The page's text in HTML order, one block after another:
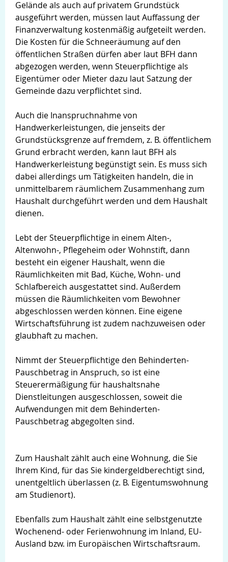
Gelände als auch auf privatem Grundstück
ausgeführt werden, müssen laut Auffassung der
Finanzverwaltung kostenmäßig aufgeteilt werden.
Die Kosten für die Schneeräumung auf den
öffentlichen Straßen dürfen aber laut BFH dann
abgezogen werden, wenn Steuerpflichtige als
Eigentümer oder Mieter dazu laut Satzung der
Gemeinde dazu verpflichtet sind.
Auch die Inanspruchnahme von
Handwerkerleistungen, die jenseits der
Grundstücksgrenze auf fremdem, z. B. öffentlichem
Grund erbracht werden, kann laut BFH als
Handwerkerleistung begünstigt sein. Es muss sich
dabei allerdings um Tätigkeiten handeln, die in
unmittelbarem räumlichem Zusammenhang zum
Haushalt durchgeführt werden und dem Haushalt
dienen.
Lebt der Steuerpflichtige in einem Alten-,
Altenwohn-, Pflegeheim oder Wohnstift, dann
besteht ein eigener Haushalt, wenn die
Räumlichkeiten mit Bad, Küche, Wohn- und
Schlafbereich ausgestattet sind. Außerdem
müssen die Räumlichkeiten vom Bewohner
abgeschlossen werden können. Eine eigene
Wirtschaftsführung ist zudem nachzuweisen oder
glaubhaft zu machen.
Nimmt der Steuerpflichtige den Behinderten-
Pauschbetrag in Anspruch, so ist eine
Steuerermäßigung für haushaltsnahe
Dienstleitungen ausgeschlossen, soweit die
Aufwendungen mit dem Behinderten-
Pauschbetrag abgegolten sind.
Zum Haushalt zählt auch eine Wohnung, die Sie
Ihrem Kind, für das Sie kindergeldberechtigt sind,
unentgeltlich überlassen (z. B. Eigentumswohnung
am Studienort).
Ebenfalls zum Haushalt zählt eine selbstgenutzte
Wochenend- oder Ferienwohnung im Inland, EU-
Ausland bzw. im Europäischen Wirtschaftsraum.